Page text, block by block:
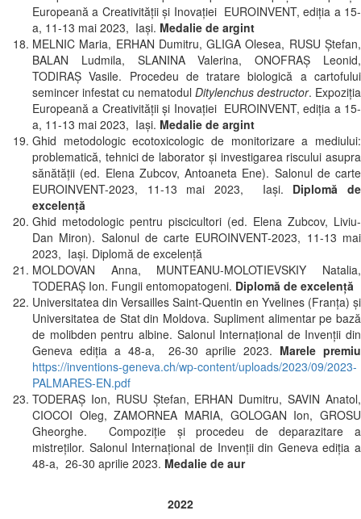
Europeană a Creativității și Inovației EUROINVENT, ediția a 15-
a, 11-13 mai 2023, Iași. Medalie de argint
MELNIC Maria, ERHAN Dumitru, GLIGA Olesea, RUSU Ştefan,
BALAN Ludmila, SLANINA Valerina, ONOFRAȘ Leonid,
TODIRAȘ Vasile. Procedeu de tratare biologică a cartofului
semincer infestat cu nematodul Ditylenchus destructor. Expoziția
Europeană a Creativității și Inovației EUROINVENT, ediția a 15-
a, 11-13 mai 2023, Iași. Medalie de argint
Ghid metodologic ecotoxicologic de monitorizare a mediului:
problematică, tehnici de laborator și investigarea riscului asupra
sănătății (ed. Elena Zubcov, Antoaneta Ene). Salonul de carte
EUROINVENT-2023, 11-13 mai 2023, Iași. Diplomă de
excelență
Ghid metodologic pentru piscicultori (ed. Elena Zubcov, Liviu-
Dan Miron). Salonul de carte EUROINVENT-2023, 11-13 mai
2023, Iași. Diplomă de excelență
MOLDOVAN Anna, MUNTEANU-MOLOTIEVSKIY Natalia,
TODERAȘ Ion. Fungii entomopatogeni. Diplomă de excelență
Universitatea din Versailles Saint-Quentin en Yvelines (Franța) și
Universitatea de Stat din Moldova. Supliment alimentar pe bază
de molibden pentru albine. Salonul Internațional de Invenții din
Geneva ediția a 48-a, 26-30 aprilie 2023. Marele premiu
https://inventions-geneva.ch/wp-content/uploads/2023/09/2023-
PALMARES-EN.pdf
TODERAȘ Ion, RUSU Ștefan, ERHAN Dumitru, SAVIN Anatol,
CIOCOI Oleg, ZAMORNEA MARIA, GOLOGAN Ion, GROSU
Gheorghe. Compoziţie şi procedeu de deparazitare a
mistreţilor. Salonul Internațional de Invenții din Geneva ediția a
48-a, 26-30 aprilie 2023. Medalie de aur
2022